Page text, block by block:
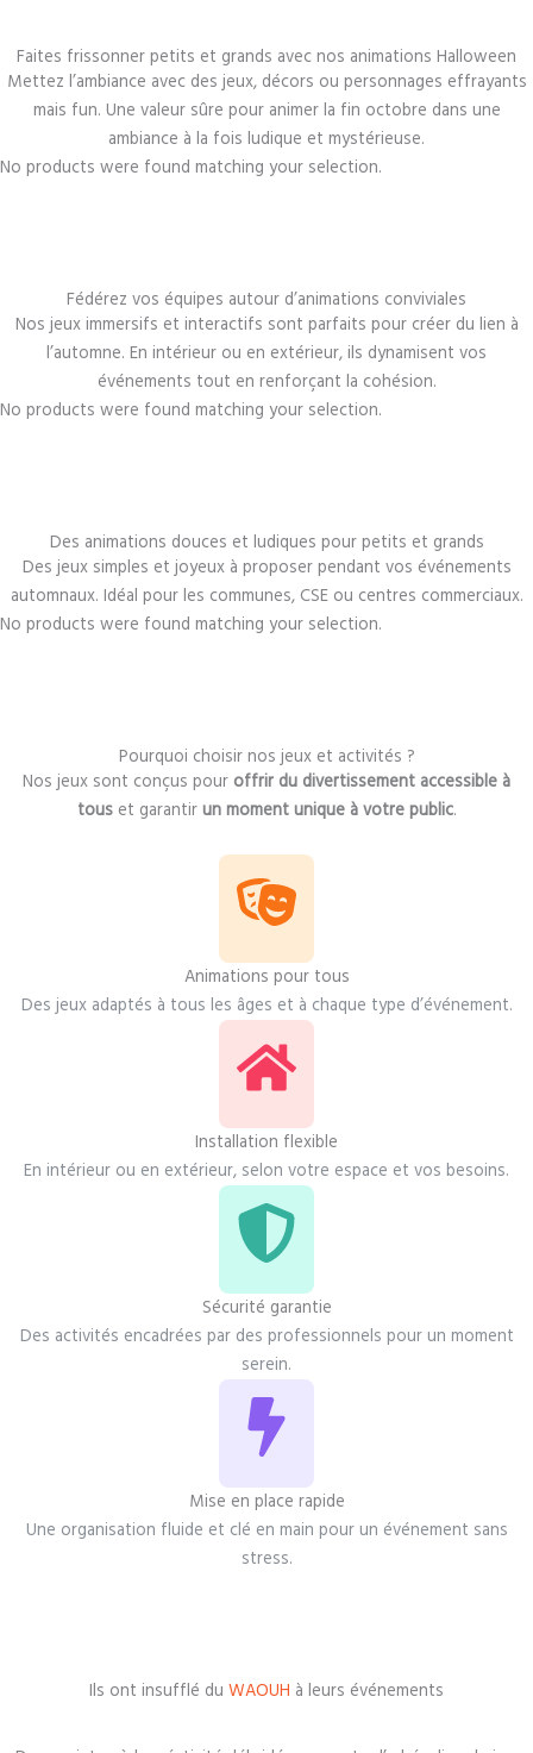
Faites frissonner petits et grands avec nos animations Halloween
Mettez l’ambiance avec des jeux, décors ou personnages effrayants
mais fun. Une valeur sûre pour animer la fin octobre dans une
ambiance à la fois ludique et mystérieuse.
No products were found matching your selection.
Fédérez vos équipes autour d’animations conviviales
Nos jeux immersifs et interactifs sont parfaits pour créer du lien à
l’automne. En intérieur ou en extérieur, ils dynamisent vos
événements tout en renforçant la cohésion.
No products were found matching your selection.
Des animations douces et ludiques pour petits et grands
Des jeux simples et joyeux à proposer pendant vos événements
automnaux. Idéal pour les communes, CSE ou centres commerciaux.
No products were found matching your selection.
Pourquoi choisir nos jeux et activités ?
Nos jeux sont conçus pour offrir du divertissement accessible à
touset garantir un moment unique à votre public.
Animations pour tous
Des jeux adaptés à tous les âges et à chaque type d’événement.
Installation flexible
En intérieur ou en extérieur, selon votre espace et vos besoins.
Sécurité garantie
Des activités encadrées par des professionnels pour un moment
serein.
Mise en place rapide
Une organisation fluide et clé en main pour un événement sans
stress.
Ils ont insufflé du WAOUH à leurs événements